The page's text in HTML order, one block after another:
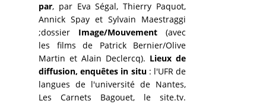
par, par Eva Ségal, Thierry Paquot,
Annick Spay et Sylvain Maestraggi
;dossier Image/Mouvement (avec
les films de Patrick Bernier/Olive
Martin et Alain Declercq). Lieux de
diffusion, enquêtes in situ: l'UFR de
langues de l'université de Nantes,
Les Carnets Bagouet, le site.tv.